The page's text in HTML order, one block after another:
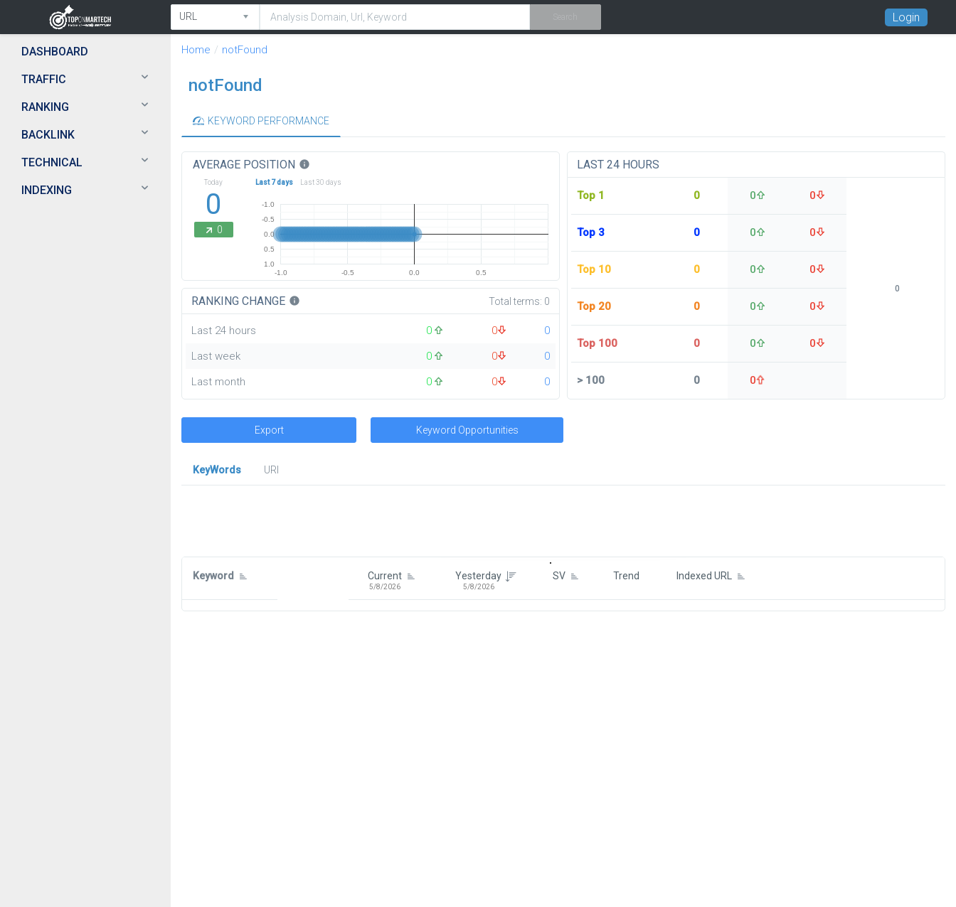
Login
DASHBOARD
TRAFFIC
RANKING
BACKLINK
TECHNICAL
INDEXING
Home notFound
notFound
KEYWORD PERFORMANCE
AVERAGE POSITION info
Today
0
0
Last 7 days Last 30 days
-1.0 -0.5 0.0 0.5
-1.0
-0.5
0.0
0.5
1.0
RANKING CHANGE info Total terms: 0
Last 24 hours 0 0
0
Last week
0 0
0
Last month
0 0 0
LAST 24 HOURS
Top 1 0 0 0
Top 3 0 0 0
Top 10 0 0 0
Top 20 0 0 0
Top 100 0 0 0
>100 0 0
0
Export Keyword Opportunities
KeyWords
URl
Keyword Current
5/8/2026
Yesterday
5/8/2026
SV Trend Indexed URL